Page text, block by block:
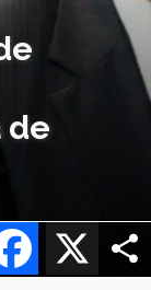
de
X
Facebook